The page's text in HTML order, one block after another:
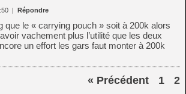
| Répondre
que le « carrying pouch » soit à 200k alors
vachement plus l’utilité que les deux
un effort les gars faut monter à 200k
« Précédent 1 2